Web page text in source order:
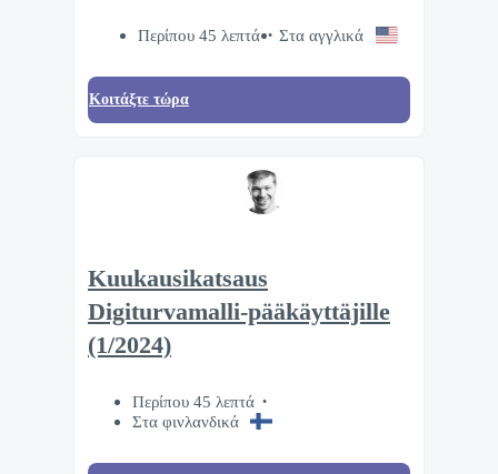
Περίπου 45 λεπτά Στα αγγλικά
Κοιτάξτε τώρα
Kuukausikatsaus
Digiturvamalli-pääkäyttäjille
(1/2024)
Περίπου 45 λεπτά
Στα φινλανδικά